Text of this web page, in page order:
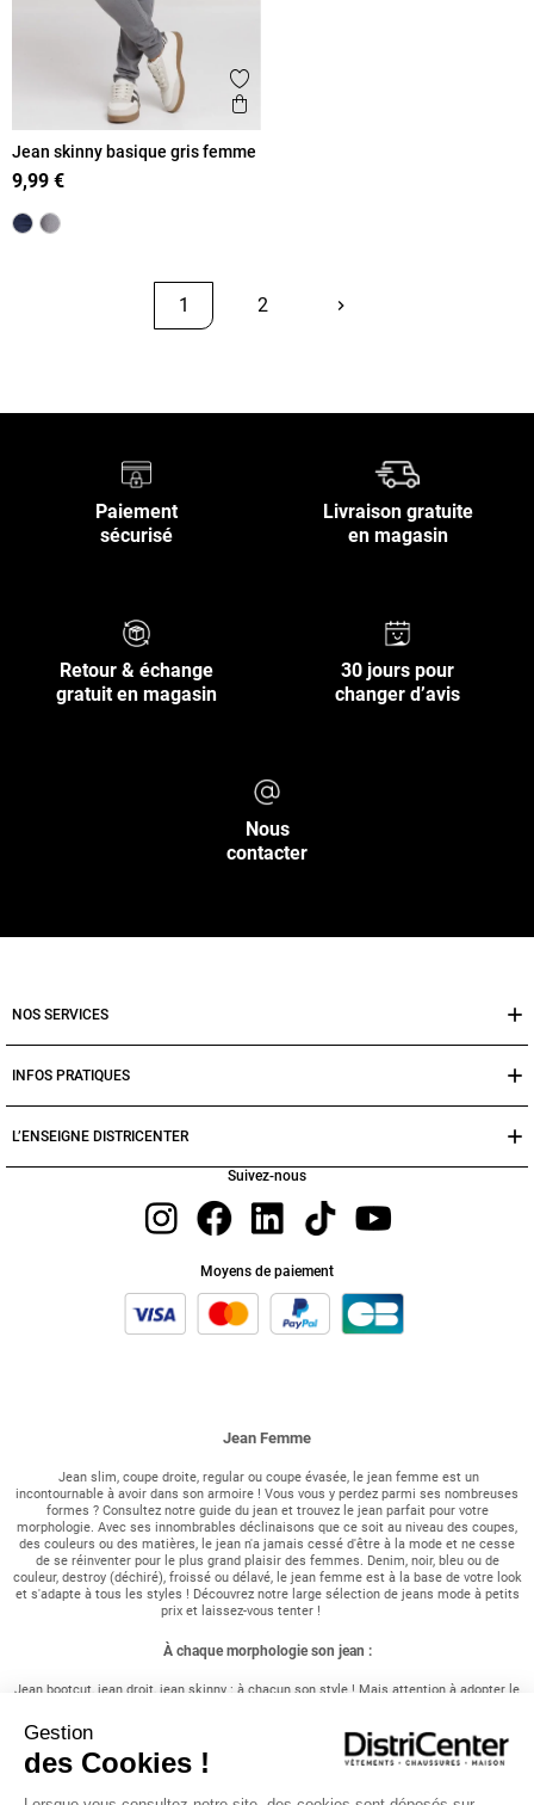
Gestion
des Cookies !
Jean Femme
Jean slim, coupe droite, regular ou coupe évasée, le jean femme est un
incontournable à avoir dans son armoire ! Vous vous y perdez parmi ses nombreuses
formes ? Consultez notre guide du jean et trouvez le jean parfait pour votre
morphologie. Avec ses innombrables déclinaisons que ce soit au niveau des coupes,
des couleurs ou des matières, le jean n'a jamais cessé d'être à la mode et ne cesse
de se réinventer pour le plus grand plaisir des femmes. Denim, noir, bleu ou de
couleur, destroy (déchiré), froissé ou délavé, le jean femme est à la base de votre look
et s'adapte à tous les styles ! Découvrez notre large sélection de jeans mode à petits
prix et laissez-vous tenter !
À chaque morphologie son jean :
Jean bootcut, jean droit, jean skinny : à chacun son style ! Mais attention à adopter le
jambes, choisissez le super skinny, très moulant. Si vous voulez au contraire atténuer
vos rondeurs, optez alors pour un jean droit ou regular moins moulant.
Ajouter aux favoris
Aperçu rapide
Jean skinny basique gris femme
9,99 €
1 2 keyboard_arrow_rightSuivant
Paiement
sécurisé
Livraison gratuite
en magasin
Retour & échange
gratuit en magasin
30 jours pour
changer d’avis
Nous
contacter
NOS SERVICES
INFOS PRATIQUES
L’ENSEIGNE DISTRICENTER
Suivez-nous
Moyens de paiement